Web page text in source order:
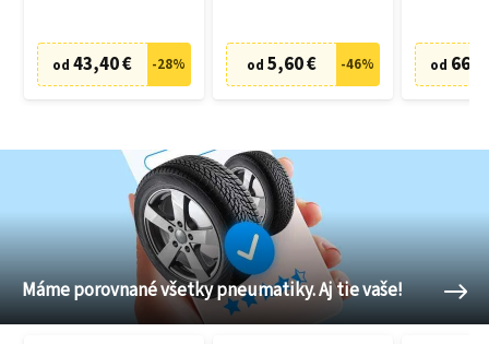
od 43,40 € -28% od 5,60 € -46% od
Máme porovnané všetky pneumatiky. Aj tie vaše!